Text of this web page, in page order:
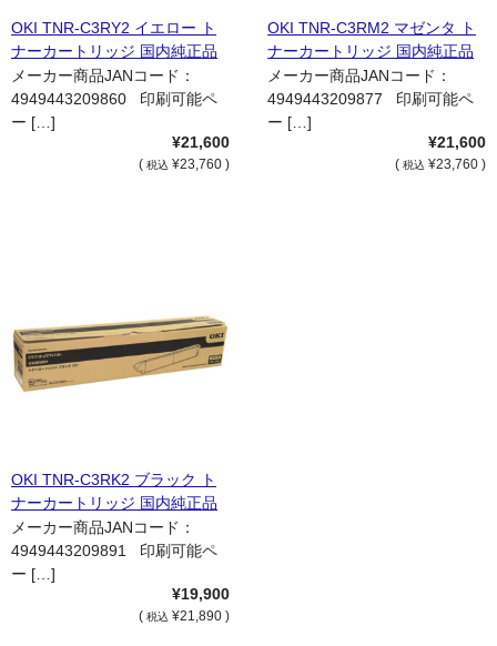
OKI TNR-C3RY2 イエロー ト
ナーカートリッジ 国内純正品
メーカー商品JANコード：
4949443209860 印刷可能ペ
ー […]
¥21,600
( 税込 ¥23,760 )
OKI TNR-C3RM2 マゼンタ ト
ナーカートリッジ 国内純正品
メーカー商品JANコード：
4949443209877 印刷可能ペ
ー […]
¥21,600
( 税込 ¥23,760 )
OKI TNR-C3RK2 ブラック ト
ナーカートリッジ 国内純正品
メーカー商品JANコード：
4949443209891 印刷可能ペ
ー […]
¥19,900
( 税込 ¥21,890 )